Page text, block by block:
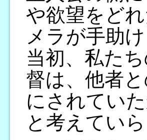
や欲望をど
メラが手助
当初、私た
督は、他者
にされてい
と考えてい